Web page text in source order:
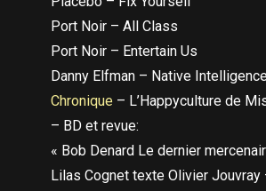
Port Noir – All Class
Port Noir – Entertain Us
Danny Elfman – Native
Chronique – L’Happyculture de
– BD et revue:
« Bob Denard Le dernier
Lilas Cognet texte Olivier